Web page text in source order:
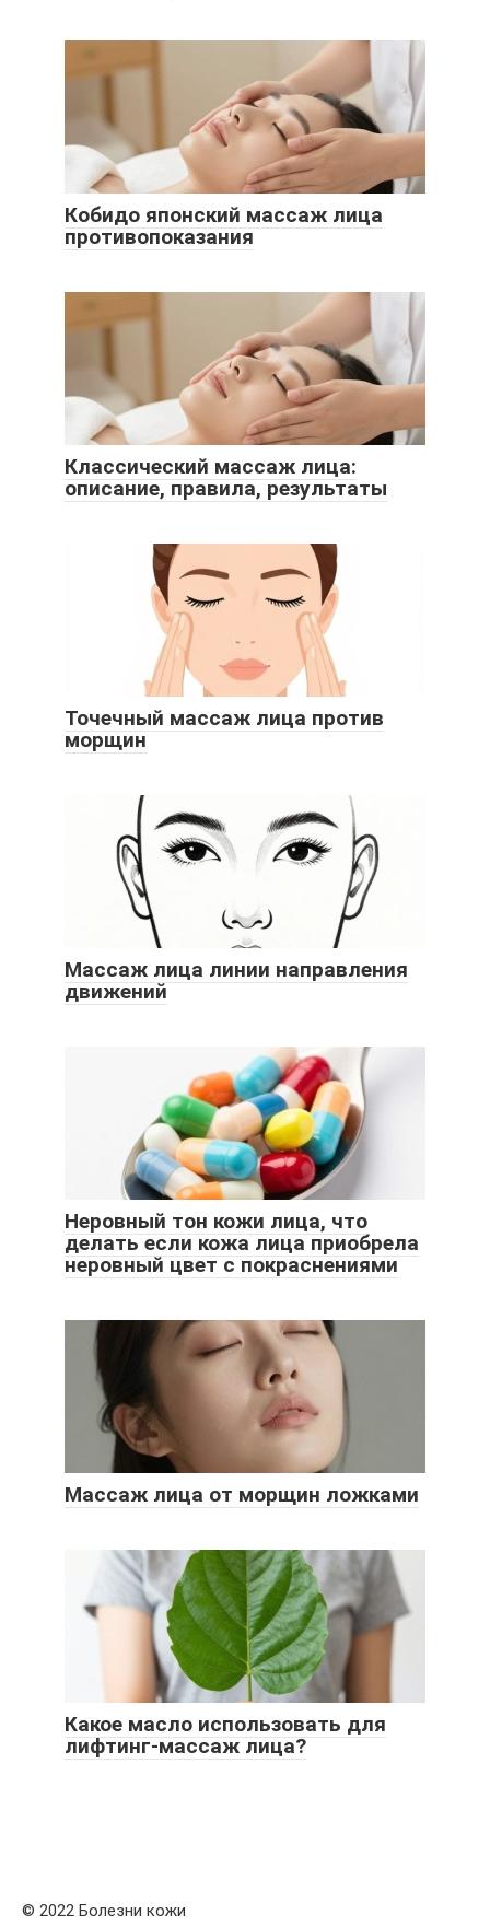
Кобидо японский массаж лица
противопоказания
Классический массаж лица:
описание, правила, результаты
Точечный массаж лица против
морщин
Массаж лица линии направления
движений
Неровный тон кожи лица, что
делать если кожа лица приобрела
неровный цвет с покраснениями
Массаж лица от морщин ложками
Какое масло использовать для
лифтинг-массаж лица?
© 2022 Болезни кожи